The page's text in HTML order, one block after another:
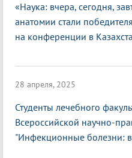
«Наука: вчера, сегодня,
анатомии стали
на конференции в
28 апреля, 2025
Студенты лечебного
Всероссийской научно-
"Инфекционные болезни: